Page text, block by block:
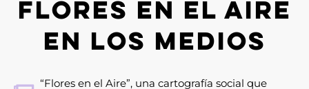
FLORES EN EL AIRE
EN LOS MEDIOS
“Flores en el Aire”, una cartografía social que